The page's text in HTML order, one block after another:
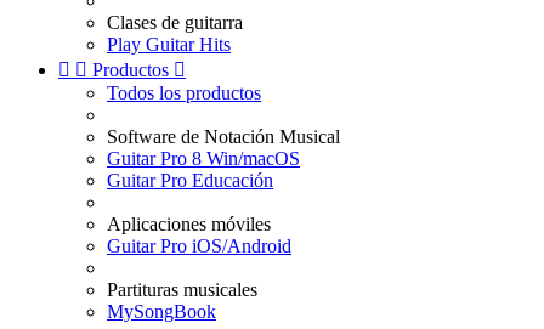
Clases de guitarra
Play Guitar Hits
  Productos 
Todos los productos
Software de Notación Musical
Guitar Pro 8 Win/macOS
Guitar Pro Educación
Aplicaciones móviles
Guitar Pro iOS/Android
Partituras musicales
MySongBook